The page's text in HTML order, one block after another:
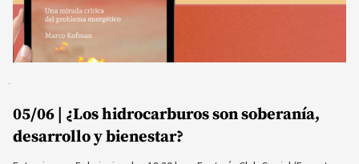
05/06 | ¿Los hidrocarburos son soberanía,
desarrollo y bienestar?